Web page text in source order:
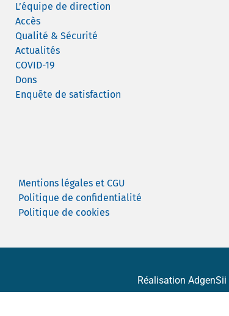
L’équipe de direction
Accès
Qualité & Sécurité
Actualités
COVID-19
Dons
Enquête de satisfaction
Mentions légales et CGU
Politique de confidentialité
Politique de cookies
Réalisation AdgenSii